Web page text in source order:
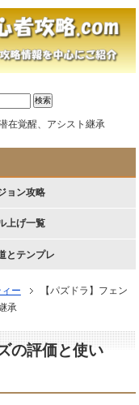
在覚醒、アシスト継承
ョン攻略
上げ一覧
とテンプレ
ー
【パズドラ】フェン
承
の評価と使い